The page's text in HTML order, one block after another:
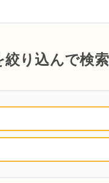
絞り込んで検索